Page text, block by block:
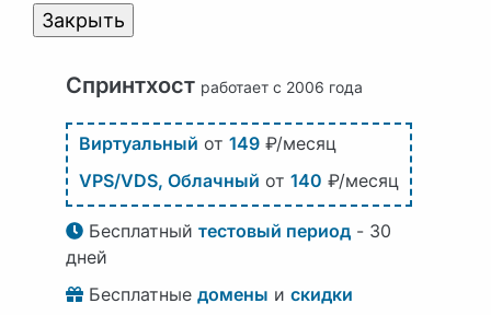
Закрыть
Спринтхост работает с 2006 года
Виртуальный от 149 ₽/месяц
VPS/VDS, Облачный от 140 ₽/месяц
Бесплатный тестовый период - 30
дней
Бесплатные домены и скидки